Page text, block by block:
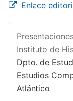
Enlace
Instituto de
Dpto. de
Estudios
Atlántico